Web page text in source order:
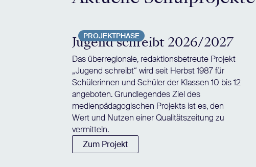
PROJEKTPHASE
Jugend schreibt 2026/2027
Das überregionale, redaktionsbetreute Projekt
„Jugend schreibt“ wird seit Herbst 1987 für
Schülerinnen und Schüler der Klassen 10 bis 12
angeboten. Grundlegendes Ziel des
medienpädagogischen Projekts ist es, den
Wert und Nutzen einer Qualitätszeitung zu
vermitteln.
Zum Projekt